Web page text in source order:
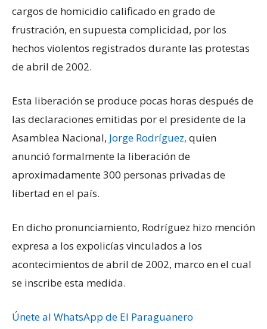
cargos de homicidio calificado en grado de
frustración, en supuesta complicidad, por los
hechos violentos registrados durante las protestas
de abril de 2002.
Esta liberación se produce pocas horas después de
las declaraciones emitidas por el presidente de la
Asamblea Nacional, Jorge Rodríguez, quien
anunció formalmente la liberación de
aproximadamente 300 personas privadas de
libertad en el país.
En dicho pronunciamiento, Rodríguez hizo mención
expresa a los expolicías vinculados a los
acontecimientos de abril de 2002, marco en el cual
se inscribe esta medida.
Únete al WhatsApp de El Paraguanero